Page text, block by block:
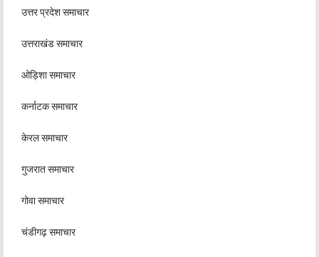
उत्तर प्रदेश समाचार
उत्तराखंड समाचार
ओड़िशा समाचार
कर्नाटक समाचार
केरल समाचार
गुजरात समाचार
गोवा समाचार
चंडीगढ़ समाचार